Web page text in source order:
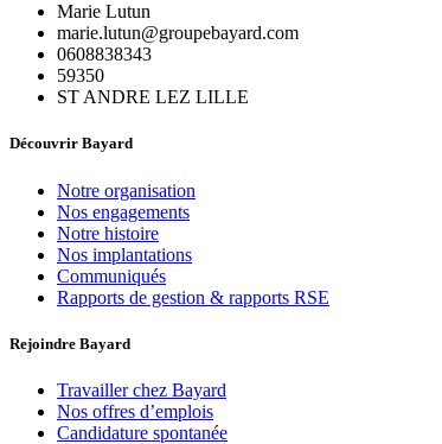
Marie Lutun
marie.lutun@groupebayard.com
0608838343
59350
ST ANDRE LEZ LILLE
Découvrir Bayard
Notre organisation
Nos engagements
Notre histoire
Nos implantations
Communiqués
Rapports de gestion & rapports RSE
Rejoindre Bayard
Travailler chez Bayard
Nos offres d’emplois
Candidature spontanée